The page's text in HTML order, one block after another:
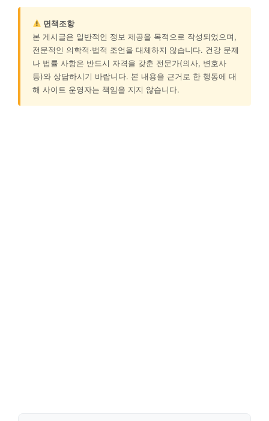
면책조항
본 게시글은 일반적인 정보 제공을 목적으로 작성되었으며,
전문적인 의학적·법적 조언을 대체하지 않습니다. 건강 문제
나 법률 사항은 반드시 자격을 갖춘 전문가(의사, 변호사
등)와 상담하시기 바랍니다. 본 내용을 근거로 한 행동에 대
해 사이트 운영자는 책임을 지지 않습니다.